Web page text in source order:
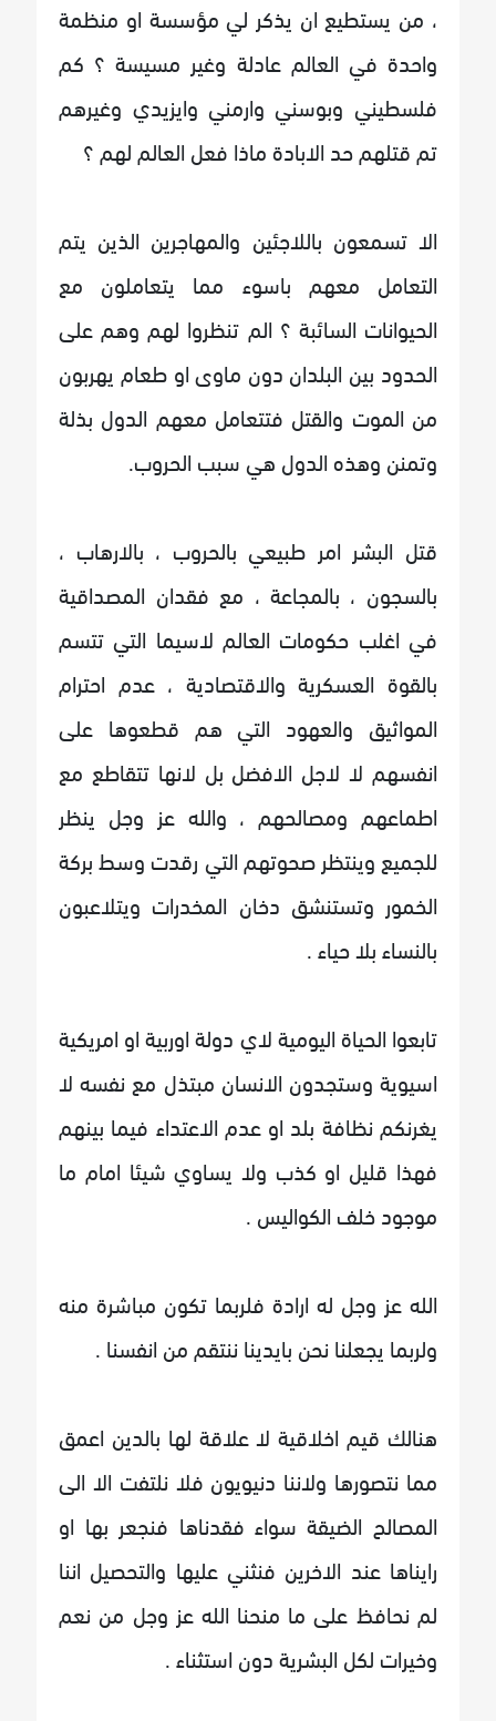
، من يستطيع ان يذكر لي مؤسسة او منظمة
واحدة في العالم عادلة وغير مسيسة ؟ كم
فلسطيني وبوسني وارمني وايزيدي وغيرهم
تم قتلهم حد الابادة ماذا فعل العالم لهم ؟
الا تسمعون باللاجئين والمهاجرين الذين يتم
التعامل معهم باسوء مما يتعاملون مع
الحيوانات السائبة ؟ الم تنظروا لهم وهم على
الحدود بين البلدان دون ماوى او طعام يهربون
من الموت والقتل فتتعامل معهم الدول بذلة
وتمنن وهذه الدول هي سبب الحروب.
قتل البشر امر طبيعي بالحروب ، بالارهاب ،
بالسجون ، بالمجاعة ، مع فقدان المصداقية
في اغلب حكومات العالم لاسيما التي تتسم
بالقوة العسكرية والاقتصادية ، عدم احترام
المواثيق والعهود التي هم قطعوها على
انفسهم لا لاجل الافضل بل لانها تتقاطع مع
اطماعهم ومصالحهم ، والله عز وجل ينظر
للجميع وينتظر صحوتهم التي رقدت وسط بركة
الخمور وتستنشق دخان المخدرات ويتلاعبون
بالنساء بلا حياء .
تابعوا الحياة اليومية لاي دولة اوربية او امريكية
اسيوية وستجدون الانسان مبتذل مع نفسه لا
يغرنكم نظافة بلد او عدم الاعتداء فيما بينهم
فهذا قليل او كذب ولا يساوي شيئا امام ما
موجود خلف الكواليس .
الله عز وجل له ارادة فلربما تكون مباشرة منه
ولربما يجعلنا نحن بايدينا ننتقم من انفسنا .
هنالك قيم اخلاقية لا علاقة لها بالدين اعمق
مما نتصورها ولاننا دنيويون فلا نلتفت الا الى
المصالح الضيقة سواء فقدناها فنجعر بها او
رايناها عند الاخرين فنثني عليها والتحصيل اننا
لم نحافظ على ما منحنا الله عز وجل من نعم
وخيرات لكل البشرية دون استثناء .